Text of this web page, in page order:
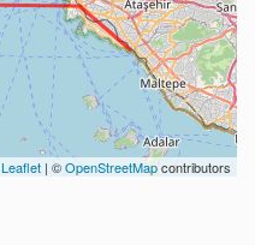
Leaflet | ©OpenStreetMapcontributors